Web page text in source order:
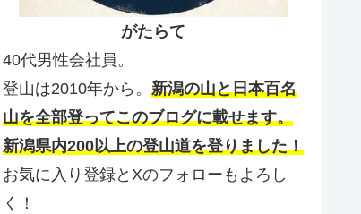
がたらて
40代男性会社員。
登山は2010年から。 新潟の山と日本百名
山を全部登ってこのブログに載せます。
新潟県内200以上の登山道を登りました！
お気に入り登録とXのフォローもよろし
く！